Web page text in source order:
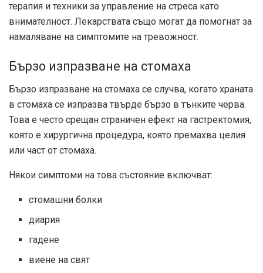
терапия и техники за управление на стреса като
внимателност. Лекарствата също могат да помогнат за
намаляване на симптомите на тревожност.
Бързо изпразване на стомаха
Бързо изпразване на стомаха се случва, когато храната
в стомаха се изпразва твърде бързо в тънките черва.
Това е често срещан страничен ефект на гастректомия,
която е хирургична процедура, която премахва целия
или част от стомаха.
Някои симптоми на това състояние включват:
стомашни болки
диария
гадене
виене на свят